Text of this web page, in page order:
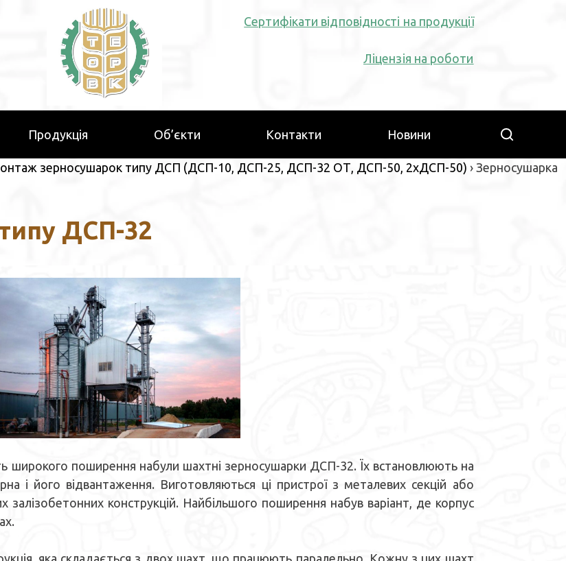
Сертифікати відповідності на продукції
Ліцензія на роботи
Продукція Об’єкти Контакти Новини Пошук:
зерносушарок типу ДСП (ДСП-10, ДСП-25, ДСП-32 ОТ, ДСП-50, 2хДСП-50) › Зерносушарка
ДСП-32
поширення набули шахтні зерносушарки ДСП-32. Їх встановлюють на
і його відвантаження. Виготовляються ці пристрої з металевих секцій або
залізобетонних конструкцій. Найбільшого поширення набув варіант, де корпус